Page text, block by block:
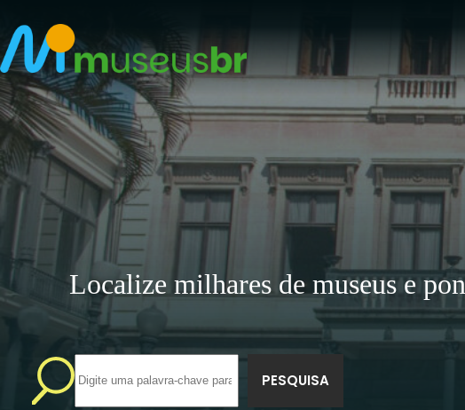
para
conteúdo
Localize milhares de museus e
PESQUISA
resultados